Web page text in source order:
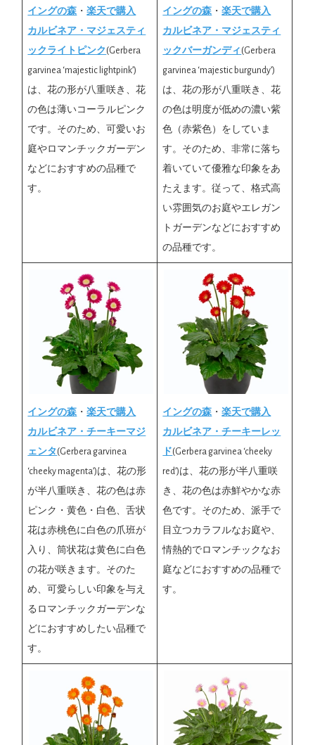
イングの森 ・楽天で購入
カルビネア・マジェスティ
ックライトピンク (Gerbera
garvinea ‘majestic lightpink’)
は、花の形が八重咲き、花
の色は薄いコーラルピンク
です。そのため、可愛いお
庭やロマンチックガーデン
などにおすすめの品種で
す。
イングの森 ・楽天で購入
カルビネア・マジェスティ
ックバーガンディ (Gerbera
garvinea ‘majestic burgundy’)
は、花の形が八重咲き、花
の色は明度が低めの濃い紫
色（赤紫色）をしていま
す。そのため、非常に落ち
着いていて優雅な印象をあ
たえます。従って、格式高
い雰囲気のお庭やエレガン
トガーデンなどにおすすめ
の品種です。
イングの森 ・楽天で購入
カルビネア・チーキーマジ
ェンタ (Gerbera garvinea
‘cheeky magenta’)は、花の形
が半八重咲き、花の色は赤
ピンク・黄色・白色、舌状
花は赤桃色に白色の爪班が
入り、筒状花は黄色に白色
の花が咲きます。そのた
め、可愛らしい印象を与え
るロマンチックガーデンな
どにおすすめしたい品種で
す。
イングの森 ・楽天で購入
カルビネア・チーキーレッ
ド(Gerbera garvinea ‘cheeky
red’)は、花の形が半八重咲
き、花の色は赤鮮やかな赤
色です。そのため、派手で
目立つカラフルなお庭や、
情熱的でロマンチックなお
庭などにおすすめの品種で
す。